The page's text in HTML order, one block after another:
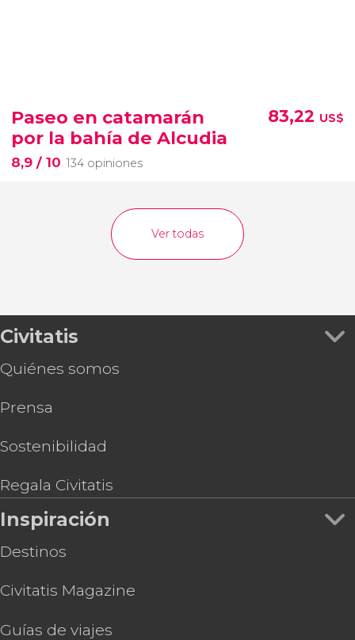
Paseo en catamarán
por la bahía de Alcudia
8,9 / 10 134 opiniones
83,22 US$
Ver todas
Civitatis
Quiénes somos
Prensa
Sostenibilidad
Regala Civitatis
Inspiración
Destinos
Civitatis Magazine
Guías de viajes